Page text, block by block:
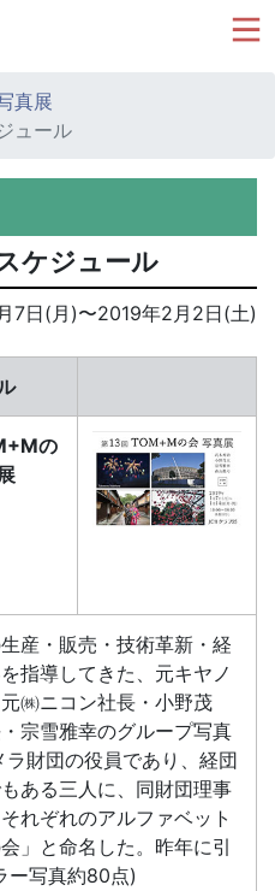
真展
ュール
ケジュール
7日(月)〜2019年2月2日(土)
の
産・販売・技術革新・経
指導してきた、元キヤノ
㈱ニコン社長・小野茂
宗雪雅幸のグループ写真
財団の役員であり、経団
ある三人に、同財団理事
れぞれのアルファベット
」と命名した。昨年に引
ー写真約80点)